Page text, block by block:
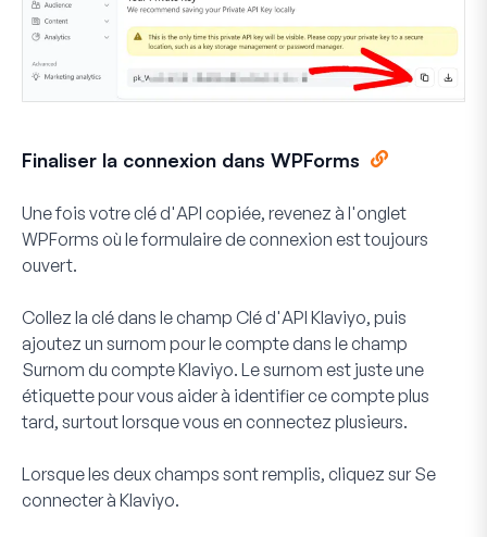
Finaliser la connexion dans WPForms
Une fois votre clé d'API copiée, revenez à l'onglet
WPForms où le formulaire de connexion est toujours
ouvert.
Collez la clé dans le champ Clé d'API Klaviyo, puis
ajoutez un surnom pour le compte dans le champ
Surnom du compte Klaviyo. Le surnom est juste une
étiquette pour vous aider à identifier ce compte plus
tard, surtout lorsque vous en connectez plusieurs.
Lorsque les deux champs sont remplis, cliquez sur Se
connecter à Klaviyo.